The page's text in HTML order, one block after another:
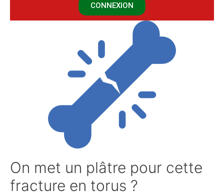
CONNEXION
On met un plâtre pour cette
fracture en torus ?